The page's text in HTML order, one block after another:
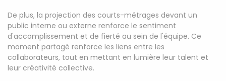
De plus, la projection des courts-métrages devant un
public interne ou externe renforce le sentiment
d'accomplissement et de fierté au sein de l'équipe. Ce
moment partagé renforce les liens entre les
collaborateurs, tout en mettant en lumière leur talent et
leur créativité collective.